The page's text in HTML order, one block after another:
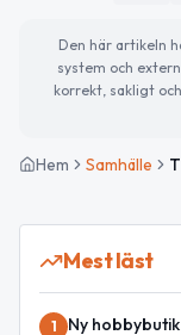
Den här artikeln
system och
korrekt, sakligt
Hem Samhälle
Mest läst
1
Ny